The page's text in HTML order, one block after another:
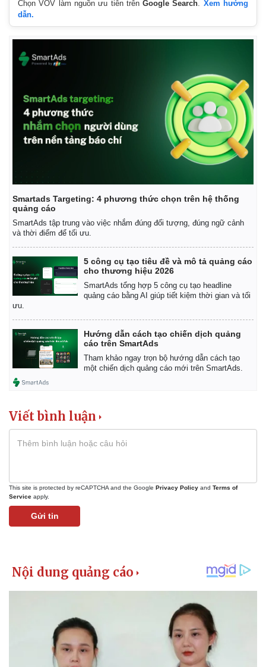
Khởi nghiệp
Thị trường
Tỷ giá
Chứng khoán
Giá cà phê
Chọn VOV làm nguồn ưu tiên trênGoogle Search. Xem hướng
dẫn.
Smartads Targeting: 4 phương thức chọn trên hệ thống
quảng cáo
SmartAds tập trung vào việc nhắm đúng đối tượng, đúng ngữ cảnh
và thời điểm để tối ưu.
5 công cụ tạo tiêu đề và mô tả quảng cáo
cho thương hiệu 2026
SmartAds tổng hợp 5 công cụ tạo headline
quảng cáo bằng AI giúp tiết kiệm thời gian và tối
ưu.
Hướng dẫn cách tạo chiến dịch quảng
cáo trên SmartAds
Tham khảo ngay trọn bộ hướng dẫn cách tạo
một chiến dịch quảng cáo mới trên SmartAds.
Viết bình luận
This site is protected by reCAPTCHA and the Google Privacy Policy and Terms of
Service apply.
Gửi tin